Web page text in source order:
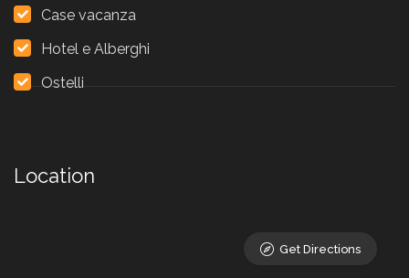
Case vacanza
Hotel e Alberghi
Ostelli
Location
Get Directions